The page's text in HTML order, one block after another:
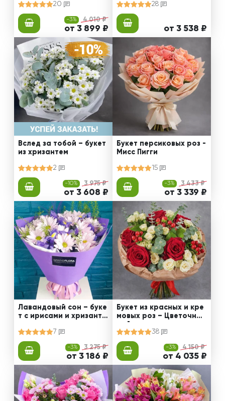
20
-3% 4 010 ₽
от 3 899 ₽
28
от 3 538 ₽
Вслед за тобой – букет
из хризантем
2
-10% 3 975 ₽
от 3 608 ₽
Букет персиковых роз -
Мисс Пигги
15
-3% 3 433 ₽
от 3 339 ₽
Лавандовый сон – буке
т с ирисами и хризанте
7
-3% 3 275 ₽
от 3 186 ₽
Букет из красных и кре
мовых роз – Цветочный
38
-3% 4 150 ₽
от 4 035 ₽